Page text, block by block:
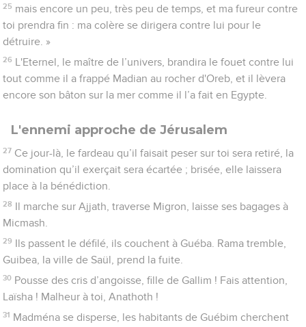
25 mais encore un peu, très peu de temps, et ma fureur contre
toi prendra fin : ma colère se dirigera contre lui pour le
détruire. »
26 L'Eternel, le maître de l’univers, brandira le fouet contre lui
tout comme il a frappé Madian au rocher d'Oreb, et il lèvera
encore son bâton sur la mer comme il l’a fait en Egypte.
L'ennemi approche de Jérusalem
27 Ce jour-là, le fardeau qu’il faisait peser sur toi sera retiré, la
domination qu’il exerçait sera écartée ; brisée, elle laissera
place à la bénédiction.
28 Il marche sur Ajjath, traverse Migron, laisse ses bagages à
Micmash.
29 Ils passent le défilé, ils couchent à Guéba. Rama tremble,
Guibea, la ville de Saül, prend la fuite.
30 Pousse des cris d’angoisse, fille de Gallim ! Fais attention,
Laïsha ! Malheur à toi, Anathoth !
31 Madména se disperse, les habitants de Guébim cherchent